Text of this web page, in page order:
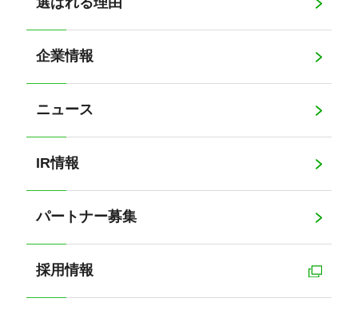
企業情報
ニュース
IR情報
パートナー募集
採用情報